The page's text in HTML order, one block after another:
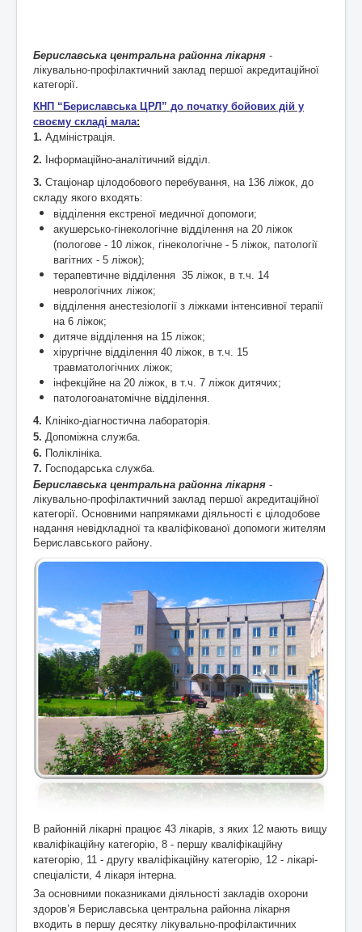
Бериславська центральна районна лікарня -
лікувально-профілактичний заклад першої акредитаційної
категорії.
КНП “Бериславська ЦРЛ” до початку бойових дій у
своєму складі мала:
1. Адміністрація.
2. Інформаційно-аналітичний відділ.
3. Стаціонар цілодобового перебування, на 136 ліжок, до
складу якого входять:
відділення екстреної медичної допомоги;
акушерсько-гінекологічне відділення на 20 ліжок
(пологове - 10 ліжок, гінекологічне - 5 ліжок, патології
вагітних - 5 ліжок);
терапевтичне відділення 35 ліжок, в т.ч. 14
неврологічних ліжок;
відділення анестезіології з ліжками інтенсивної терапії
на 6 ліжок;
дитяче відділення на 15 ліжок;
хірургічне відділення 40 ліжок, в т.ч. 15
травматологічних ліжок;
інфекційне на 20 ліжок, в т.ч. 7 ліжок дитячих;
патологоанатомічне відділення.
4. Клініко-діагностична лабораторія.
5. Допоміжна служба.
6. Поліклініка.
7. Господарська служба.
Бериславська центральна районна лікарня -
лікувально-профілактичний заклад першої акредитаційної
категорії. Основними напрямками діяльності є цілодобове
надання невідкладної та кваліфікованої допомоги жителям
Бериславського району.
В районній лікарні працює 43 лікарів, з яких 12 мають вищу
кваліфікаційну категорію, 8 - першу кваліфікаційну
категорію, 11 - другу кваліфікаційну категорію, 12 - лікарі-
спеціалісти, 4 лікаря інтерна.
За основними показниками діяльності закладів охорони
здоров’я Бериславська центральна районна лікарня
входить в першу десятку лікувально-профілактичних